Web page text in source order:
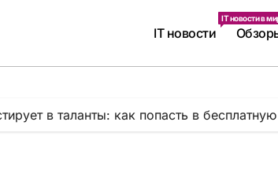
IT новости
IT новости в
в таланты: как попасть в